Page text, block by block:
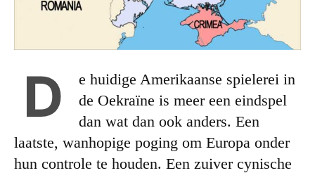
D
e huidige Amerikaanse spielerei in
de Oekraïne is meer een eindspel
dan wat dan ook anders. Een
laatste, wanhopige poging om Europa onder
hun controle te houden. Een zuiver cynische